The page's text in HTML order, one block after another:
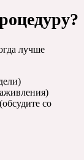
лучше
со